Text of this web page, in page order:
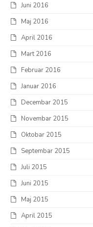
Juni 2016
Maj 2016
April 2016
Mart 2016
Februar 2016
Januar 2016
Decembar 2015
Novembar 2015
Oktobar 2015
Septembar 2015
Juli 2015
Juni 2015
Maj 2015
April 2015